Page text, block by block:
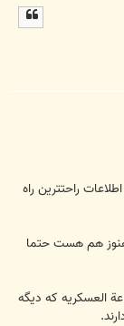
راحتترين راه
هنوز هم هست حتما
العسکريه که ديگه